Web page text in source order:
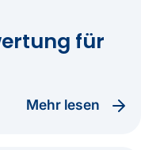
für
Mehr lesen